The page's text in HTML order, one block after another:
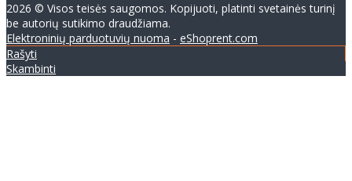
2026 © Visos teisės saugomos. Kopijuoti, platinti svetainės turinį
be autorių sutikimo draudžiama.
Elektroninių parduotuvių nuoma - eShoprent.com
Rašyti
Skambinti